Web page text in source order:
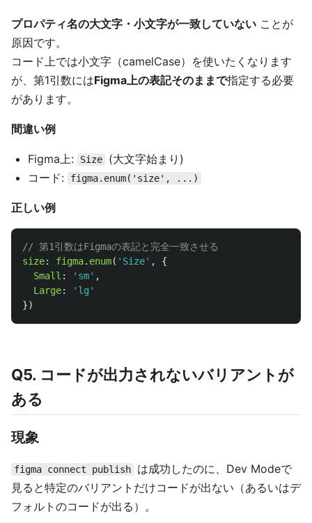
プロパティ名の大文字・小文字が一致していない ことが
原因です。
コード上では小文字（camelCase）を使いたくなります
が、第1引数にはFigma上の表記そのままで指定する必要
があります。
間違い例
Figma上: Size
(大文字始まり)
コード:
figma.enum('size', ...)
正しい例
// 第1引数はFigmaの表記と完全一致させる
size: figma. enum( ' Size' ,
{
Small : ' sm' ,
Large: ' lg '
})
Q5. コードが出力されないバリアントが
ある
現象
figma connect publish
は成功したのに、Dev Modeで
見ると特定のバリアントだけコードが出ない（あるいはデ
フォルトのコードが出る）。